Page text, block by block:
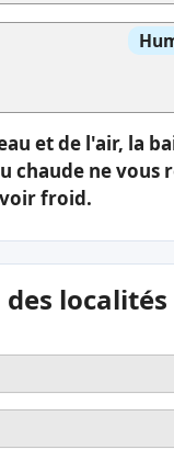
et de l'air, la
chaude ne vous
froid.